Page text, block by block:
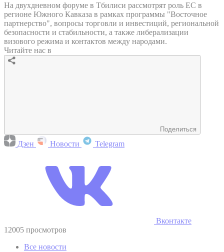
На двухдневном форуме в Тбилиси рассмотрят роль ЕС в
регионе Южного Кавказа в рамках программы "Восточное
партнерство", вопросы торговли и инвестиций, региональной
безопасности и стабильности, а также либерализации
визового режима и контактов между народами.
Читайте нас в
Поделиться
Дзен Новости Telegram
Вконтакте
12005 просмотров
Все новости